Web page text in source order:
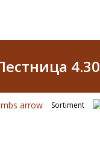
4.30
Sortiment